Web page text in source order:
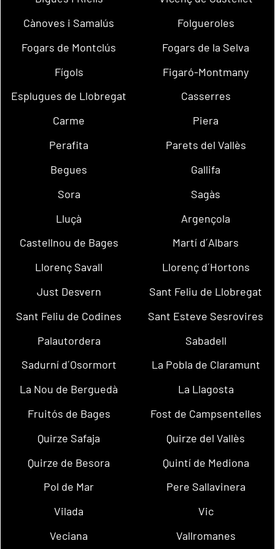
Cànoves i Samalús
Folgueroles
Fogars de Montclús
Fogars de la Selva
Fígols
Figaró-Montmany
Esplugues de Llobregat
Casserres
Carme
Piera
Perafita
Parets del Vallès
Begues
Gallifa
Sora
Sagàs
Lluçà
Argençola
Castellnou de Bages
Martí d´Albars
Llorenç Savall
Llorenç d´Hortons
Just Desvern
Sant Feliu de Llobregat
Sant Feliu de Codines
Sant Esteve Sesrovires
Palautordera
Sabadell
Sadurní d´Osormort
La Pobla de Claramunt
La Nou de Berguedà
La Llagosta
Fruitós de Bages
Fost de Campsentelles
Quirze Safaja
Quirze del Vallès
Quirze de Besora
Quintí de Mediona
Pol de Mar
Pere Sallavinera
Vilada
Vic
Veciana
Vallromanes